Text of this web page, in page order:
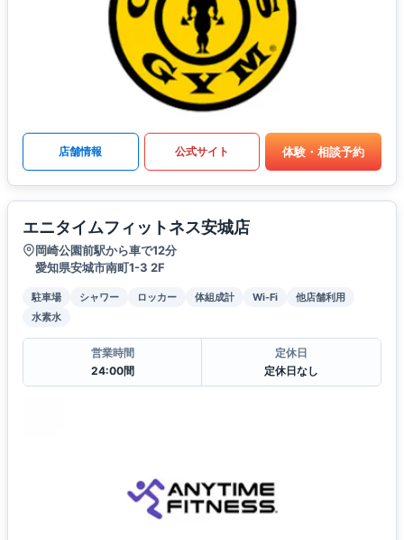
店舗情報 公式サイト 体験・相談予約
エニタイムフィットネス安城店
岡崎公園前駅から車で12分
愛知県安城市南町1-3 2F
駐車場 シャワー ロッカー 体組成計 Wi-Fi
他店舗利用
水素水
営業時間
24:00間
定休日
定休日なし